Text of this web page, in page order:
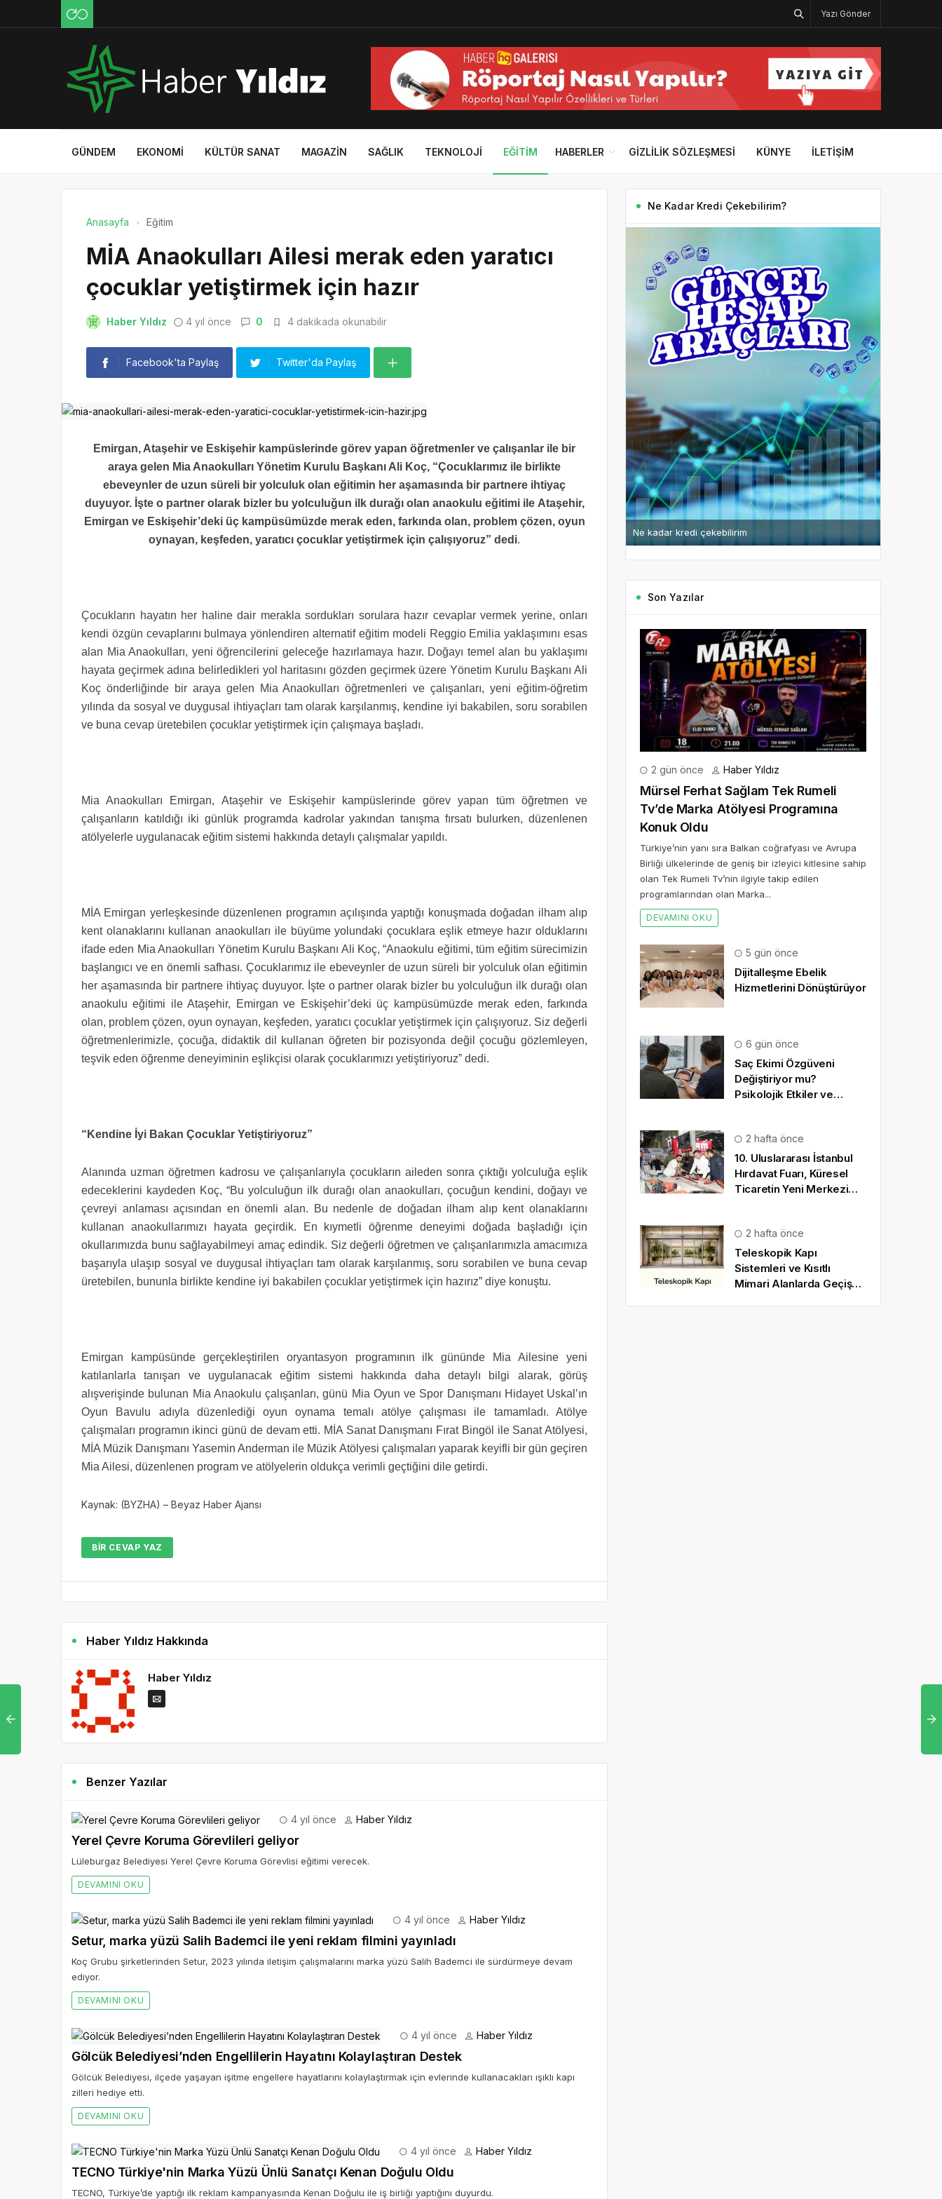
Yazı Gönder
GÜNDEM EKONOMI KÜLTÜR SANAT MAGAZIN SAĞLIK TEKNOLOJI EĞITIM HABERLER GIZLILIK SÖZLEŞMESI KÜNYE İLETIŞIM
Anasayfa Eğitim
MİA Anaokulları Ailesi merak eden yaratıcı
çocuklar yetiştirmek için hazır
Haber Yıldız 4 yıl önce 0 4 dakikada okunabilir
Facebook'ta Paylaş Twitter'da Paylaş
Emirgan, Ataşehir ve Eskişehir kampüslerinde görev yapan öğretmenler ve çalışanlar ile bir
araya gelen Mia Anaokulları Yönetim Kurulu Başkanı Ali Koç, “Çocuklarımız ile birlikte
ebeveynler de uzun süreli bir yolculuk olan eğitimin her aşamasında bir partnere ihtiyaç
duyuyor. İşte o partner olarak bizler bu yolculuğun ilk durağı olan anaokulu eğitimi ile Ataşehir,
Emirgan ve Eskişehir’deki üç kampüsümüzde merak eden, farkında olan, problem çözen, oyun
oynayan, keşfeden, yaratıcı çocuklar yetiştirmek için çalışıyoruz” dedi.
Çocukların hayatın her haline dair merakla sordukları sorulara hazır cevaplar vermek yerine, onları
kendi özgün cevaplarını bulmaya yönlendiren alternatif eğitim modeli Reggio Emilia yaklaşımını esas
alan Mia Anaokulları, yeni öğrencilerini geleceğe hazırlamaya hazır. Doğayı temel alan bu yaklaşımı
hayata geçirmek adına belirledikleri yol haritasını gözden geçirmek üzere Yönetim Kurulu Başkanı Ali
Koç önderliğinde bir araya gelen Mia Anaokulları öğretmenleri ve çalışanları, yeni eğitim-öğretim
yılında da sosyal ve duygusal ihtiyaçları tam olarak karşılanmış, kendine iyi bakabilen, soru sorabilen
ve buna cevap üretebilen çocuklar yetiştirmek için çalışmaya başladı.
Mia Anaokulları Emirgan, Ataşehir ve Eskişehir kampüslerinde görev yapan tüm öğretmen ve
çalışanların katıldığı iki günlük programda kadrolar yakından tanışma fırsatı bulurken, düzenlenen
atölyelerle uygulanacak eğitim sistemi hakkında detaylı çalışmalar yapıldı.
MİA Emirgan yerleşkesinde düzenlenen programın açılışında yaptığı konuşmada doğadan ilham alıp
kent olanaklarını kullanan anaokulları ile büyüme yolundaki çocuklara eşlik etmeye hazır olduklarını
ifade eden Mia Anaokulları Yönetim Kurulu Başkanı Ali Koç, “Anaokulu eğitimi, tüm eğitim sürecimizin
başlangıcı ve en önemli safhası. Çocuklarımız ile ebeveynler de uzun süreli bir yolculuk olan eğitimin
her aşamasında bir partnere ihtiyaç duyuyor. İşte o partner olarak bizler bu yolculuğun ilk durağı olan
anaokulu eğitimi ile Ataşehir, Emirgan ve Eskişehir’deki üç kampüsümüzde merak eden, farkında
olan, problem çözen, oyun oynayan, keşfeden, yaratıcı çocuklar yetiştirmek için çalışıyoruz. Siz değerli
öğretmenlerimizle, çocuğa, didaktik dil kullanan öğreten bir pozisyonda değil çocuğu gözlemleyen,
teşvik eden öğrenme deneyiminin eşlikçisi olarak çocuklarımızı yetiştiriyoruz” dedi.
“Kendine İyi Bakan Çocuklar Yetiştiriyoruz”
Alanında uzman öğretmen kadrosu ve çalışanlarıyla çocukların aileden sonra çıktığı yolculuğa eşlik
edeceklerini kaydeden Koç, “Bu yolculuğun ilk durağı olan anaokulları, çocuğun kendini, doğayı ve
çevreyi anlaması açısından en önemli alan. Bu nedenle de doğadan ilham alıp kent olanaklarını
kullanan anaokullarımızı hayata geçirdik. En kıymetli öğrenme deneyimi doğada başladığı için
okullarımızda bunu sağlayabilmeyi amaç edindik. Siz değerli öğretmen ve çalışanlarımızla amacımıza
başarıyla ulaşıp sosyal ve duygusal ihtiyaçları tam olarak karşılanmış, soru sorabilen ve buna cevap
üretebilen, bununla birlikte kendine iyi bakabilen çocuklar yetiştirmek için hazırız” diye konuştu.
Emirgan kampüsünde gerçekleştirilen oryantasyon programının ilk gününde Mia Ailesine yeni
katılanlarla tanışan ve uygulanacak eğitim sistemi hakkında daha detaylı bilgi alarak, görüş
alışverişinde bulunan Mia Anaokulu çalışanları, günü Mia Oyun ve Spor Danışmanı Hidayet Uskal’ın
Oyun Bavulu adıyla düzenlediği oyun oynama temalı atölye çalışması ile tamamladı. Atölye
çalışmaları programın ikinci günü de devam etti. MİA Sanat Danışmanı Fırat Bingöl ile Sanat Atölyesi,
MİA Müzik Danışmanı Yasemin Anderman ile Müzik Atölyesi çalışmaları yaparak keyifli bir gün geçiren
Mia Ailesi, düzenlenen program ve atölyelerin oldukça verimli geçtiğini dile getirdi.
Kaynak: (BYZHA) – Beyaz Haber Ajansı
BIR CEVAP YAZ
Haber Yıldız Hakkında
Haber Yıldız
Benzer Yazılar
4 yıl önce Haber Yıldız
Yerel Çevre Koruma Görevlileri geliyor
Lüleburgaz Belediyesi Yerel Çevre Koruma Görevlisi eğitimi verecek.
DEVAMINI OKU
4 yıl önce Haber Yıldız
Setur, marka yüzü Salih Bademci ile yeni reklam filmini yayınladı
Koç Grubu şirketlerinden Setur, 2023 yılında iletişim çalışmalarını marka yüzü Salih Bademci ile sürdürmeye devam
ediyor.
DEVAMINI OKU
4 yıl önce Haber Yıldız
Gölcük Belediyesi’nden Engellilerin Hayatını Kolaylaştıran Destek
Gölcük Belediyesi, ilçede yaşayan işitme engellere hayatlarını kolaylaştırmak için evlerinde kullanacakları ışıklı kapı
zilleri hediye etti.
DEVAMINI OKU
4 yıl önce Haber Yıldız
TECNO Türkiye'nin Marka Yüzü Ünlü Sanatçı Kenan Doğulu Oldu
TECNO, Türkiye’de yaptığı ilk reklam kampanyasında Kenan Doğulu ile iş birliği yaptığını duyurdu.
Ne Kadar Kredi Çekebilirim?
Ne kadar kredi çekebilirim
Son Yazılar
2 gün önce Haber Yıldız
Mürsel Ferhat Sağlam Tek Rumeli
Tv’de Marka Atölyesi Programına
Konuk Oldu
Türkiye’nin yanı sıra Balkan coğrafyası ve Avrupa
Birliği ülkelerinde de geniş bir izleyici kitlesine sahip
olan Tek Rumeli Tv’nin ilgiyle takip edilen
programlarından olan Marka...
DEVAMINI OKU
5 gün önce
Dijitalleşme Ebelik
Hizmetlerini Dönüştürüyor
6 gün önce
Saç Ekimi Özgüveni
Değiştiriyor mu?
Psikolojik Etkiler ve
2 hafta önce
10. Uluslararası İstanbul
Hırdavat Fuarı, Küresel
Ticaretin Yeni Merkezi
2 hafta önce
Teleskopik Kapı
Sistemleri ve Kısıtlı
Mimari Alanlarda Geçiş